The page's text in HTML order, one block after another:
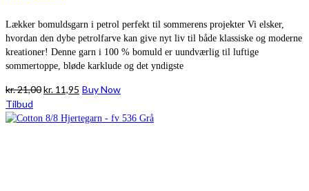
Lækker bomuldsgarn i petrol perfekt til sommerens projekter Vi elsker,
hvordan den dybe petrolfarve kan give nyt liv til både klassiske og moderne
kreationer! Denne garn i 100 % bomuld er uundværlig til luftige
sommertoppe, bløde karklude og det yndigste
kr.21,00Den
pris
kr. 11,95 Den
pris
Buy Now
Tilbud